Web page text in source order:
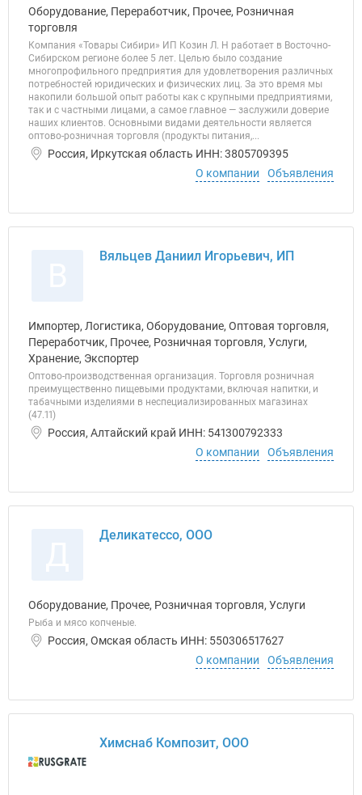
Оборудование, Переработчик, Прочее, Розничная
торговля
Компания «Товары Сибири» ИП Козин Л. Н работает в Восточно-
Сибирском регионе более 5 лет. Целью было создание
многопрофильного предприятия для удовлетворения различных
потребностей юридических и физических лиц. За это время мы
накопили большой опыт работы как с крупными предприятиями,
так и с частными лицами, а самое главное — заслужили доверие
наших клиентов. Основными видами деятельности является
оптово-розничная торговля (продукты питания,...
Россия, Иркутская область ИНН: 3805709395
О компании
Объявления
Вяльцев Даниил Игорьевич, ИП
Импортер, Логистика, Оборудование, Оптовая торговля,
Переработчик, Прочее, Розничная торговля, Услуги,
Хранение, Экспортер
Оптово-производственная организация. Торговля розничная
преимущественно пищевыми продуктами, включая напитки, и
табачными изделиями в неспециализированных магазинах
(47.11)
Россия, Алтайский край ИНН: 541300792333
О компании
Объявления
Деликатессо, ООО
Оборудование, Прочее, Розничная торговля, Услуги
Рыба и мясо копченые.
Россия, Омская область ИНН: 550306517627
О компании
Объявления
Химснаб Композит, ООО